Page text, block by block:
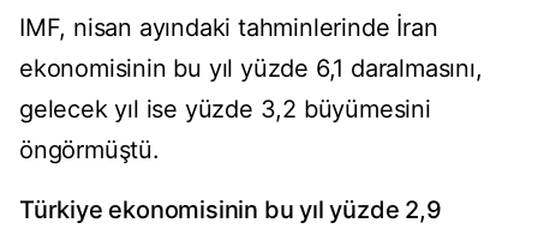
IMF, nisan ayındaki tahminlerinde İran
ekonomisinin bu yıl yüzde 6,1 daralmasını,
gelecek yıl ise yüzde 3,2 büyümesini
öngörmüştü.
Türkiye ekonomisinin bu yıl yüzde 2,9